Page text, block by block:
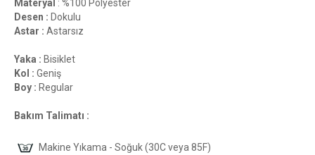
Materyal : %100 Polyester
Desen : Dokulu
Astar : Astarsız
Yaka : Bisiklet
Kol : Geniş
Boy : Regular
Bakım Talimatı :
Makine Yıkama - Soğuk (30C veya 85F)